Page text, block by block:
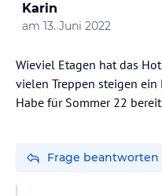
Karin
am 13. Juni 2022
Wieviel Etagen hat das
vielen Treppen steigen ein
Habe für Sommer 22
Frage beantworten